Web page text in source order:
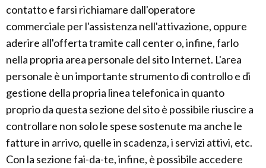
contatto e farsi richiamare dall'operatore
commerciale per l'assistenza nell'attivazione, oppure
aderire all'offerta tramite call center o, infine, farlo
nella propria area personale del sito Internet. L'area
personale è un importante strumento di controllo e di
gestione della propria linea telefonica in quanto
proprio da questa sezione del sito è possibile riuscire a
controllare non solo le spese sostenute ma anche le
fatture in arrivo, quelle in scadenza, i servizi attivi, etc.
Con la sezione fai-da-te, infine, è possibile accedere